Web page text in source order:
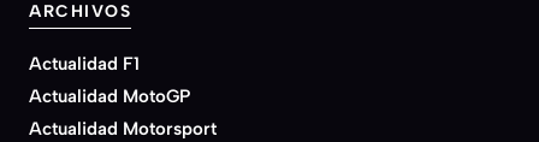
ARCHIVOS
Actualidad F1
Actualidad MotoGP
Actualidad Motorsport